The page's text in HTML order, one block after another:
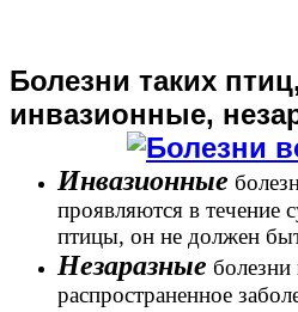
Болезни таких
инвазионные,
Инвазионные
проявляются в течение
птицы, он не должен
Незаразные болезни
распространенное